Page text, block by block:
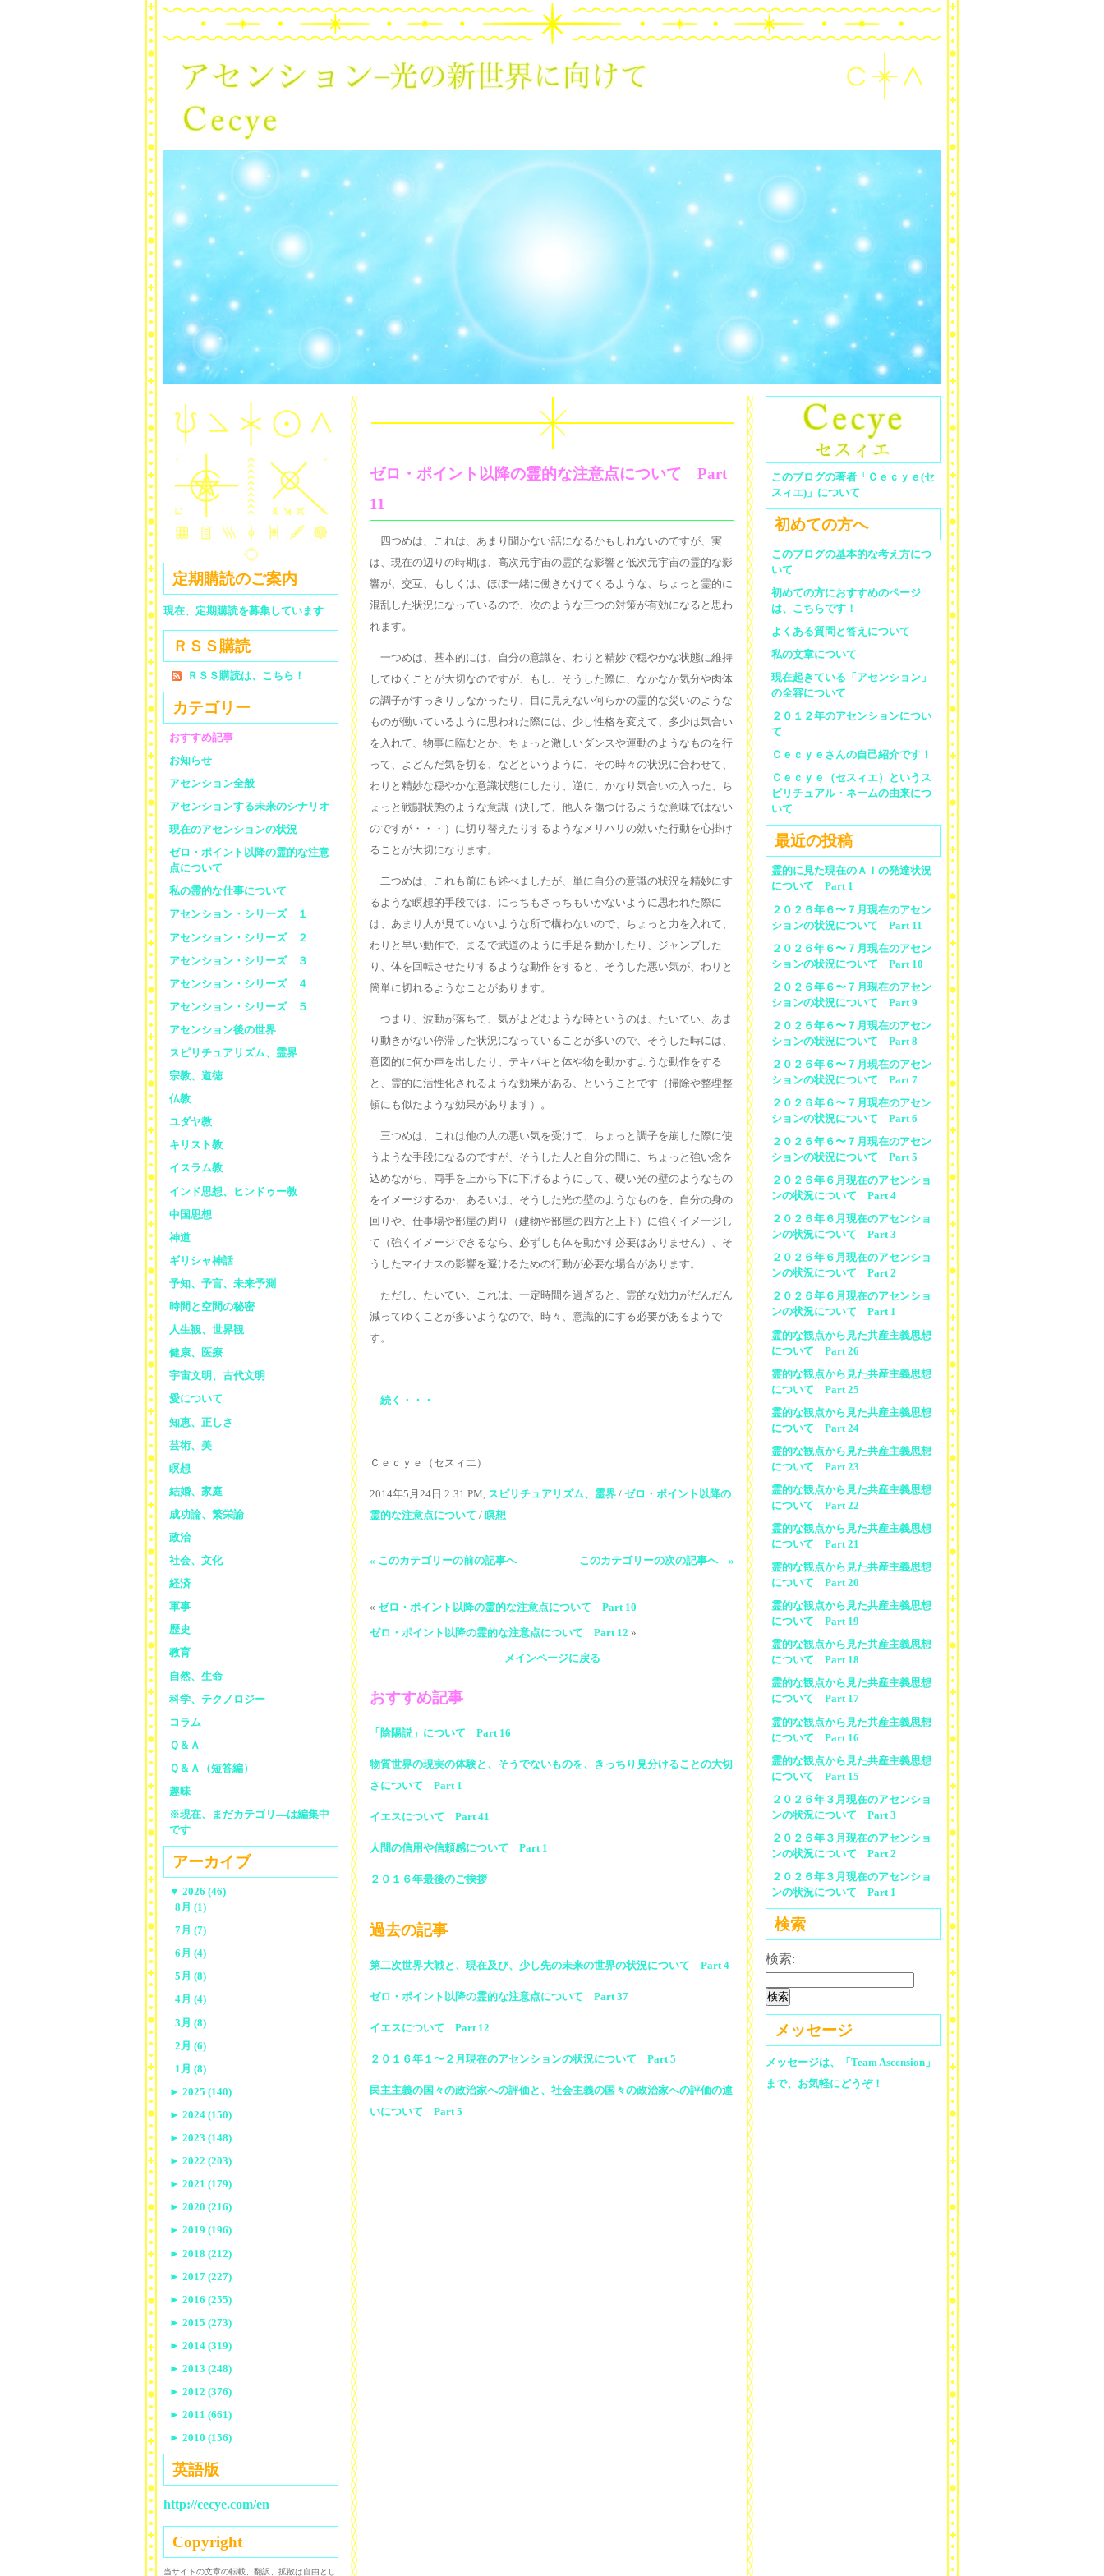
ゼロ・ポイント以降の霊的な注意点について Part
11
四つめは、これは、あまり聞かない話になるかもしれないのですが、実
は、現在の辺りの時期は、高次元宇宙の霊的な影響と低次元宇宙の霊的な影
響が、交互、もしくは、ほぼ一緒に働きかけてくるような、ちょっと霊的に
混乱した状況になっているので、次のような三つの対策が有効になると思わ
れます。
一つめは、基本的には、自分の意識を、わりと精妙で穏やかな状態に維持
してゆくことが大切なのですが、もし、そうした際に、なかなか気分や肉体
の調子がすっきりしなかったり、目に見えない何らかの霊的な災いのような
ものが働いているように思われた際には、少し性格を変えて、多少は気合い
を入れて、物事に臨むとか、ちょっと激しいダンスや運動のようなものを行
って、よどんだ気を切る、などというように、その時々の状況に合わせて、
わりと精妙な穏やかな意識状態にしたり、逆に、かなり気合いの入った、ち
ょっと戦闘状態のような意識（決して、他人を傷つけるような意味ではない
のですが・・・）に切り替えたりするようなメリハリの効いた行動を心掛け
ることが大切になります。
二つめは、これも前にも述べましたが、単に自分の意識の状況を精妙にす
るような瞑想的手段では、にっちもさっちもいかないように思われた際に
は、あまり人が見ていないような所で構わないので、ちょっと力を入れて、
わりと早い動作で、まるで武道のように手足を動かしたり、ジャンプした
り、体を回転させたりするような動作をすると、そうした悪い気が、わりと
簡単に切れるようなことがあります。
つまり、波動が落ちて、気がよどむような時というのは、たいてい、あま
り動きがない停滞した状況になっていることが多いので、そうした時には、
意図的に何か声を出したり、テキパキと体や物を動かすような動作をする
と、霊的に活性化されるような効果がある、ということです（掃除や整理整
頓にも似たような効果があります）。
三つめは、これは他の人の悪い気を受けて、ちょっと調子を崩した際に使
うような手段になるのですが、そうした人と自分の間に、ちょっと強い念を
込めながら、両手を上から下に下げるようにして、硬い光の壁のようなもの
をイメージするか、あるいは、そうした光の壁のようなものを、自分の身の
回りや、仕事場や部屋の周り（建物や部屋の四方と上下）に強くイメージし
て（強くイメージできるなら、必ずしも体を動かす必要はありません）、そ
うしたマイナスの影響を避けるための行動が必要な場合があります。
ただし、たいてい、これは、一定時間を過ぎると、霊的な効力がだんだん
減ってゆくことが多いようなので、時々、意識的にする必要があるようで
す。
続く・・・
Ｃｅｃｙｅ（セスィエ）
2014年5月24日 2:31 PM, スピリチュアリズム、霊界 / ゼロ・ポイント以降の
霊的な注意点について / 瞑想
« このカテゴリーの前の記事へ このカテゴリーの次の記事へ »
« ゼロ・ポイント以降の霊的な注意点について Part 10
ゼロ・ポイント以降の霊的な注意点について Part 12 »
メインページに戻る
おすすめ記事
「陰陽説」について Part 16
物質世界の現実の体験と、そうでないものを、きっちり見分けることの大切
さについて Part 1
イエスについて Part 41
人間の信用や信頼感について Part 1
２０１６年最後のご挨拶
過去の記事
第二次世界大戦と、現在及び、少し先の未来の世界の状況について Part 4
ゼロ・ポイント以降の霊的な注意点について Part 37
イエスについて Part 12
２０１６年１〜２月現在のアセンションの状況について Part 5
民主主義の国々の政治家への評価と、社会主義の国々の政治家への評価の違
いについて Part 5
このブログの著者「Ｃｅｃｙｅ(セ
スィエ)」について
初めての方へ
このブログの基本的な考え方につ
いて
初めての方におすすめのページ
は、こちらです！
よくある質問と答えについて
私の文章について
現在起きている「アセンション」
の全容について
２０１２年のアセンションについ
て
Ｃｅｃｙｅさんの自己紹介です！
Ｃｅｃｙｅ（セスィエ）というス
ピリチュアル・ネームの由来につ
いて
最近の投稿
霊的に見た現在のＡＩの発達状況
について Part 1
２０２６年６〜７月現在のアセン
ションの状況について Part 11
２０２６年６〜７月現在のアセン
ションの状況について Part 10
２０２６年６〜７月現在のアセン
ションの状況について Part 9
２０２６年６〜７月現在のアセン
ションの状況について Part 8
２０２６年６〜７月現在のアセン
ションの状況について Part 7
２０２６年６〜７月現在のアセン
ションの状況について Part 6
２０２６年６〜７月現在のアセン
ションの状況について Part 5
２０２６年６月現在のアセンショ
ンの状況について Part 4
２０２６年６月現在のアセンショ
ンの状況について Part 3
２０２６年６月現在のアセンショ
ンの状況について Part 2
２０２６年６月現在のアセンショ
ンの状況について Part 1
霊的な観点から見た共産主義思想
について Part 26
霊的な観点から見た共産主義思想
について Part 25
霊的な観点から見た共産主義思想
について Part 24
霊的な観点から見た共産主義思想
について Part 23
霊的な観点から見た共産主義思想
について Part 22
霊的な観点から見た共産主義思想
について Part 21
霊的な観点から見た共産主義思想
について Part 20
霊的な観点から見た共産主義思想
について Part 19
霊的な観点から見た共産主義思想
について Part 18
霊的な観点から見た共産主義思想
について Part 17
霊的な観点から見た共産主義思想
について Part 16
霊的な観点から見た共産主義思想
について Part 15
２０２６年３月現在のアセンショ
ンの状況について Part 3
２０２６年３月現在のアセンショ
ンの状況について Part 2
２０２６年３月現在のアセンショ
ンの状況について Part 1
検索
検索:
メッセージ
メッセージは、「Team Ascension」
まで、お気軽にどうぞ！
定期購読のご案内
現在、定期購読を募集しています
ＲＳＳ購読
ＲＳＳ購読は、こちら！
カテゴリー
おすすめ記事
お知らせ
アセンション全般
アセンションする未来のシナリオ
現在のアセンションの状況
ゼロ・ポイント以降の霊的な注意
点について
私の霊的な仕事について
アセンション・シリーズ １
アセンション・シリーズ ２
アセンション・シリーズ ３
アセンション・シリーズ ４
アセンション・シリーズ ５
アセンション後の世界
スピリチュアリズム、霊界
宗教、道徳
仏教
ユダヤ教
キリスト教
イスラム教
インド思想、ヒンドゥー教
中国思想
神道
ギリシャ神話
予知、予言、未来予測
時間と空間の秘密
人生観、世界観
健康、医療
宇宙文明、古代文明
愛について
知恵、正しさ
芸術、美
瞑想
結婚、家庭
成功論、繁栄論
政治
社会、文化
経済
軍事
歴史
教育
自然、生命
科学、テクノロジー
コラム
Ｑ＆Ａ
Ｑ＆Ａ（短答編）
趣味
※現在、まだカテゴリ—は編集中
です
アーカイブ
▼ 2026 (46)
8月 (1)
7月 (7)
6月 (4)
5月 (8)
4月 (4)
3月 (8)
2月 (6)
1月 (8)
► 2025 (140)
► 2024 (150)
► 2023 (148)
► 2022 (203)
► 2021 (179)
► 2020 (216)
► 2019 (196)
► 2018 (212)
► 2017 (227)
► 2016 (255)
► 2015 (273)
► 2014 (319)
► 2013 (248)
► 2012 (376)
► 2011 (661)
► 2010 (156)
英語版
http://cecye.com/en
Copyright
当サイトの文章の転載、翻訳、拡散は自由とし